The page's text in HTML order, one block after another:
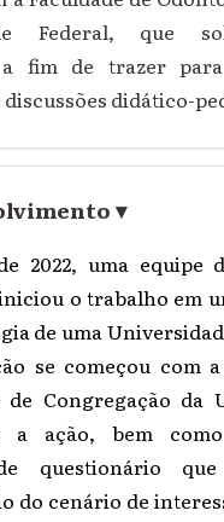
Federal, que
fim de trazer para
didático-
▾
2022, uma equipe
o trabalho em
de uma
se começou com
Congregação da
a ação, bem
questionário
do cenário de